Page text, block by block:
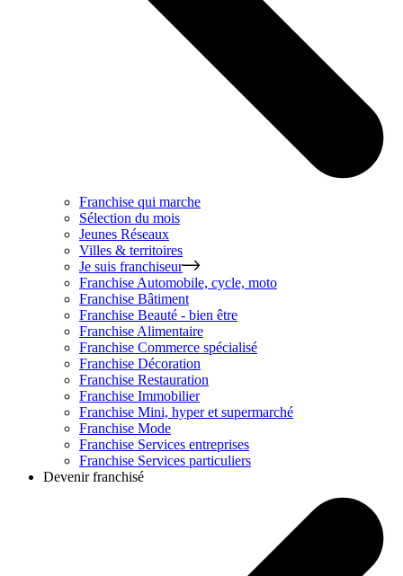
Franchise qui marche
Sélection du mois
Jeunes Réseaux
Villes & territoires
Je suis franchiseur
Franchise Automobile, cycle, moto
Franchise Bâtiment
Franchise Beauté - bien être
Franchise Alimentaire
Franchise Commerce spécialisé
Franchise Décoration
Franchise Restauration
Franchise Immobilier
Franchise Mini, hyper et supermarché
Franchise Mode
Franchise Services entreprises
Franchise Services particuliers
Devenir franchisé